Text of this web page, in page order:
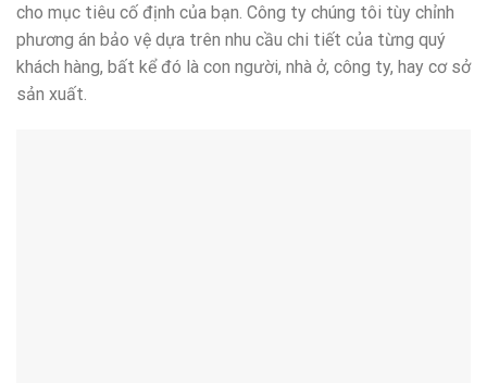
cho mục tiêu cố định của bạn. Công ty chúng tôi tùy chỉnh
phương án bảo vệ dựa trên nhu cầu chi tiết của từng quý
khách hàng, bất kể đó là con người, nhà ở, công ty, hay cơ sở
sản xuất.